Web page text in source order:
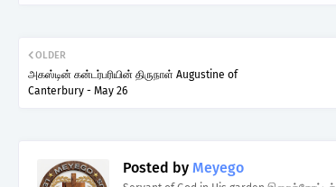
OLDER
அகஸ்டின் கன்டர்பரியின் திருநாள் Augustine of
Canterbury - May 26
Posted by Meyego